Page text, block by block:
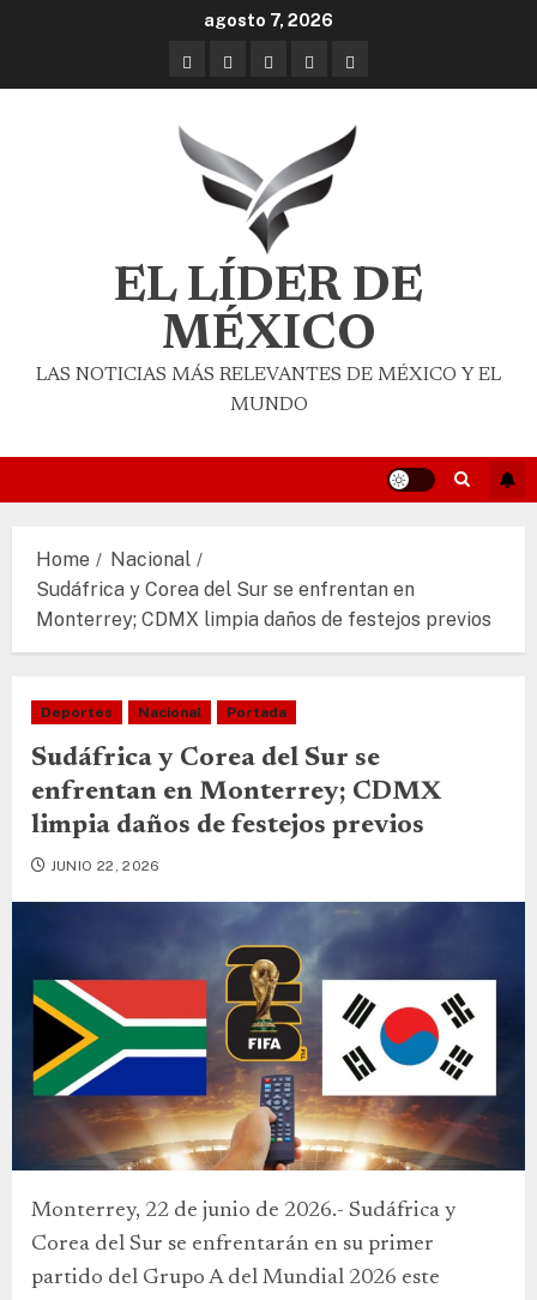
agosto 7, 2026
EL LÍDER DE
MÉXICO
LAS NOTICIAS MÁS RELEVANTES DE MÉXICO Y EL
MUNDO
Home
Nacional
Sudáfrica y Corea del Sur se enfrentan en
Monterrey; CDMX limpia daños de festejos previos
Deportes Nacional Portada
Sudáfrica y Corea del Sur se
enfrentan en Monterrey; CDMX
limpia daños de festejos previos
JUNIO 22, 2026
Monterrey, 22 de junio de 2026.- Sudáfrica y
Corea del Sur se enfrentarán en su primer
partido del Grupo A del Mundial 2026 este